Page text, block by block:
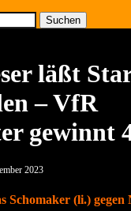
Suchen
läßt
– VfR
gewinnt
2023
Schomaker (li.) gegen